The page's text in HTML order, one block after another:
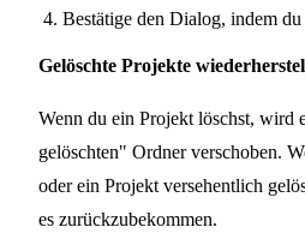
Bestätige den Dialog, indem
Gelöschte Projekte
Wenn du ein Projekt löschst, wird
gelöschten" Ordner verschoben.
oder ein Projekt versehentlich
es zurückzubekommen.